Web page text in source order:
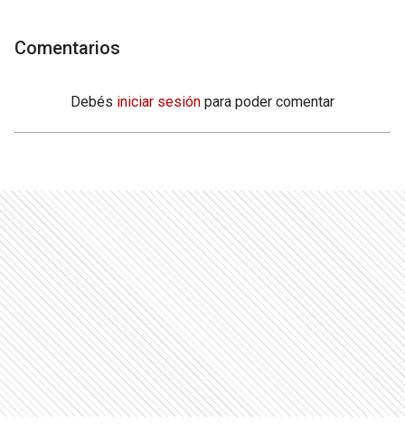
Comentarios
Debés iniciar sesión para poder comentar